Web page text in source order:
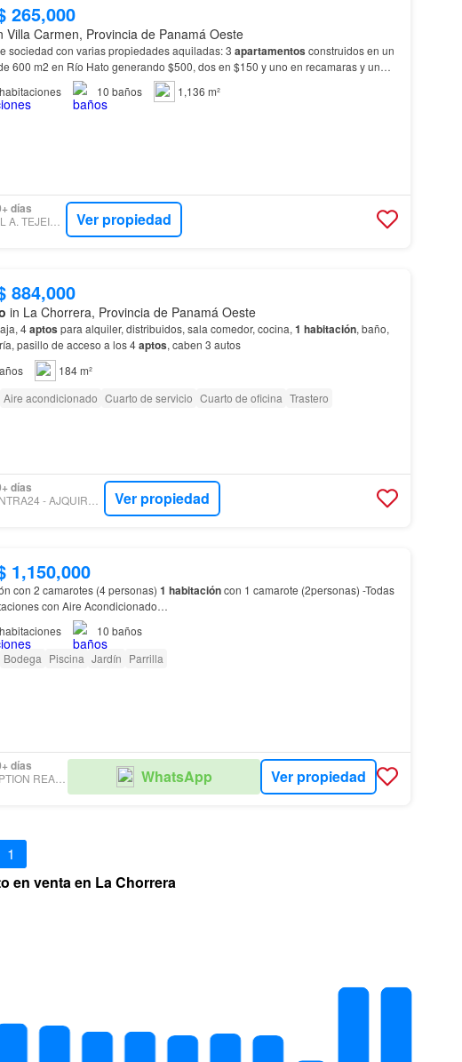
265,000
Villa Carmen, Provincia de Panamá Oeste
sociedad con varias propiedades aquiladas: 3 apartamentos construidos en un
600 m2 en Río Hato generando $500, dos en $150 y uno en recamaras y un
cuarto con
una recamara y un baño) Total de ren…
habitaciones 10 baños
1,136 m²
días
GABRIEL A. TEJEIRA ARIAS Ver propiedad
884,000
in La Chorrera, Provincia de Panamá Oeste
4aptos para alquiler, distribuidos, sala comedor, cocina, 1 habitación, baño,
pasillo de acceso a los 4aptos, caben 3 autos
184 m²
Aire acondicionado Cuarto de servicio Cuarto de oficina Trastero
días
Ver propiedad
1,150,000
con 2 camarotes (4 personas) 1 habitacióncon 1 camarote (2personas) -Todas
con Aire Acondicionado…
habitaciones 10 baños
Bodega Piscina Jardín Parrilla
días
BEST OPTION REAL ESTATE WhatsApp Ver propiedad
1
en venta en La Chorrera